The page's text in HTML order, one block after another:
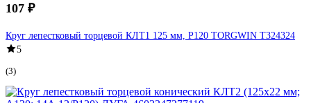
107 ₽
Круг лепестковый торцевой КЛТ1 125 мм, P120 TORGWIN T324324
5
(3)